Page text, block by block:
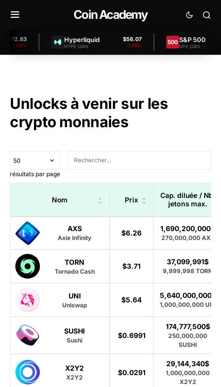
Coin Academy
-1.69%
Hyperliquid
HYPE (24h)
$56.07
-1.05%
S&P 500
SPX (24h)
Unlocks à venir sur les
crypto monnaies
résultats par page
Nom Prix
Cap. diluée / Nb.
jetons max.
AXS
Axie Infinity
$6.26
1,690,200,000$
270,000,000 AXS
TORN
Tornado Cash
$3.71
37,099,991$
9,999,998 TORN
UNI
Uniswap
$5.64
5,640,000,000$
1,000,000,000 UNI
SUSHI
Sushi
$0.6991
174,777,500$
250,000,000
SUSHI
X2Y2
X2Y2
$0.0291
29,144,340$
1,000,000,000
X2Y2